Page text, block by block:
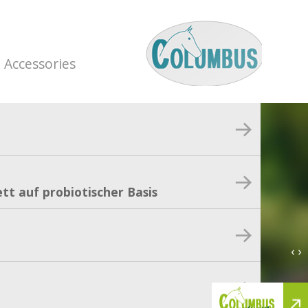
Accessories
auf probiotischer Basis
‹ ›